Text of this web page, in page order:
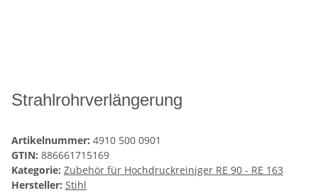
Strahlrohrverlängerung
Artikelnummer: 4910 500 0901
GTIN: 886661715169
Kategorie: Zubehör für Hochdruckreiniger RE 90 - RE 163
Hersteller: Stihl